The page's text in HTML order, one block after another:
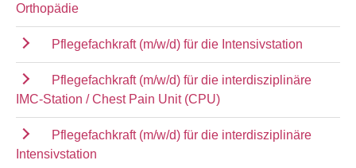
Orthopädie
Pflegefachkraft (m/w/d) für die Intensivstation
Pflegefachkraft (m/w/d) für die interdisziplinäre
IMC-Station / Chest Pain Unit (CPU)
Pflegefachkraft (m/w/d) für die interdisziplinäre
Intensivstation